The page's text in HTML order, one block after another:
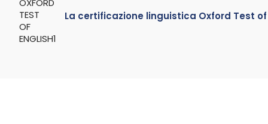
La certificazione linguistica Oxford Test